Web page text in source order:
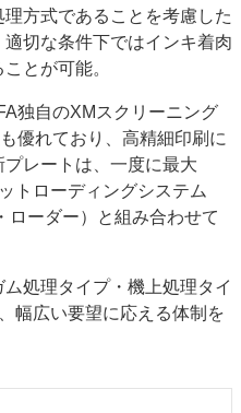
方式であることを考慮した
切な条件下ではインキ着肉
とが可能。
独自のXMスクリーニング
優れており、高精細印刷に
レートは、一度に最大
トローディングシステム
ローダー）と組み合わせて
処理タイプ・機上処理タイ
幅広い要望に応える体制を